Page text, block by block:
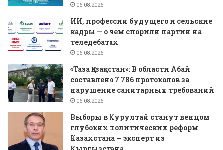
06.08.2026
ИИ, профессии будущего и сельские
кадры — о чем спорили партии на
теледебатах
06.08.2026
«Таза Қазақстан»: В области Абай
составлено 7 786 протоколов за
нарушение санитарных требований
06.08.2026
Выборы в Курултай станут венцом
глубоких политических реформ
Казахстана — эксперт из